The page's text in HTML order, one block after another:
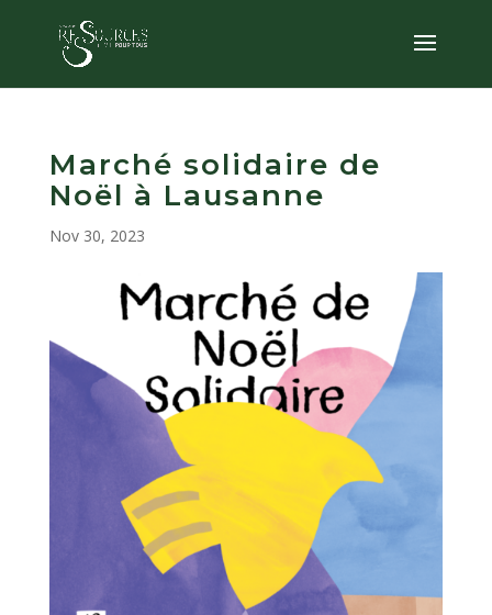
Marché solidaire de
Noël à Lausanne
Nov 30, 2023